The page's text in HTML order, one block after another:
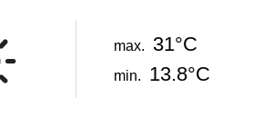
max. 31°C
min. 13.8°C